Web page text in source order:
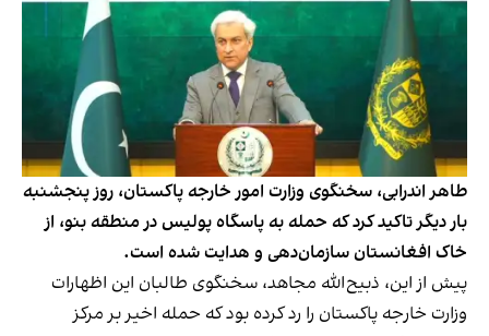
طاهر اندرابی، سخنگوی وزارت امور خارجه پاکستان، روز پنجشنبه
بار دیگر تاکید کرد که حمله به پاسگاه پولیس در منطقه بنو، از
خاک افغانستان سازمان‌دهی و هدایت شده است.
پیش از این، ذبیح‌الله مجاهد، سخنگوی طالبان این اظهارات
وزارت خارجه پاکستان را رد کرده بود که حمله اخیر بر مرکز